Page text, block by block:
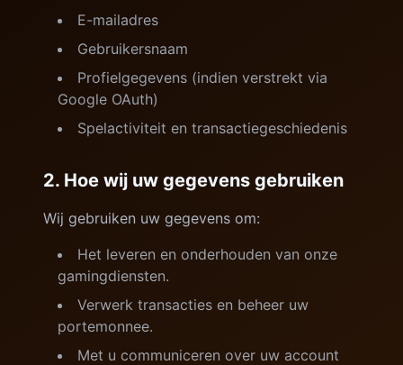
E-mailadres
Gebruikersnaam
Profielgegevens (indien verstrekt via
Google OAuth)
Spelactiviteit en transactiegeschiedenis
2. Hoe wij uw gegevens gebruiken
Wij gebruiken uw gegevens om:
Het leveren en onderhouden van onze
gamingdiensten.
Verwerk transacties en beheer uw
portemonnee.
Met u communiceren over uw account